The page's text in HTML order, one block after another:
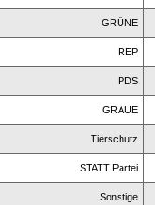
GRÜNE
REP
PDS
GRAUE
Tierschutz
STATT Partei
Sonstige